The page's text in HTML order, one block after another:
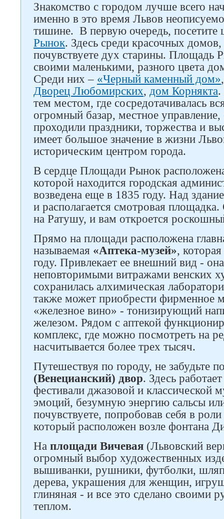
Знакомство с городом лучше всего
именно в это время Львов
тишине. В первую очередь, посетите
Рынок. Здесь среди красочных
почувствуете дух старины. Площадь
своими маленькими, разного цвета
Среди них – «Черный каменный дом»
Дворец Любомирских, дом Корнякта.
тем местом, где сосредотачивалась
огромный базар, местное
проходили праздники, торжества и
имеет большое значение в жизни
историческим центром города.
В сердце Площади Рынок
которой находится городская
возведена еще в 1835 году. Над
и располагается смотровая
на Ратушу, и вам откроется
Прямо на площади расположена
называемая «Аптека-музей»,
году. Привлекает ее внешний вид -
неповторимыми витражами венских
сохранилась алхимическая
также может приобрести фирменное
«железное вино» - тонизирующий
железом. Рядом с аптекой
комплекс, где можно посмотреть на
насчитывается более трех тысяч.
Путешествуя по городу, не забудьте
(Венецианский) двор. Здесь
фестивали джазовой и классической
эмоций, безумную энергию сальсы или
почувствуете, попробовав себя в
который расположен возле фонтана
На площади Вичевая (Львовский
огромный выбор художественных
вышиванки, рушники, футболки,
дерева, украшения для женщин,
глиняная - и все это сделано своими
теплом.